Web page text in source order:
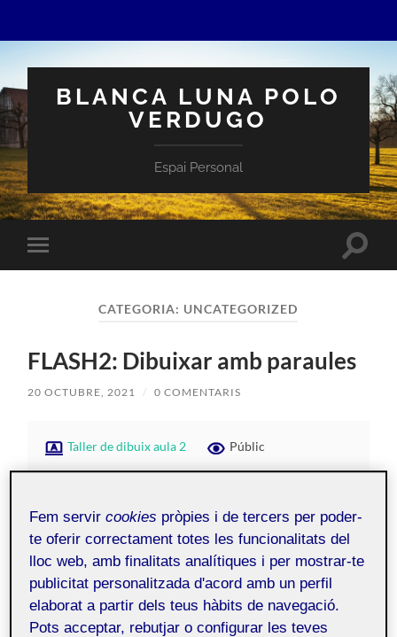
BLANCA LUNA POLO
VERDUGO
Espai Personal
Toggle
mobile
Toggle
CATEGORIA: UNCATEGORIZED
FLASH2: Dibuixar amb paraules
20 OCTUBRE, 2021 / 0 COMENTARIS
Taller de dibuix aula 2 Públic
dibuixar amb total llibertat i sense uns paràmetres
establerts és gaudeix més.
He representat la paraula tal qual en tots els cassos,
únicament variant la tipografia utilitzada perquè
considero que és només una paraula i no hi ha res que la
Fem servircookies pròpies i de tercers per poder-
te oferir correctament totes les funcionalitats del
lloc web, amb finalitats analítiques i per mostrar-te
publicitat personalitzada d'acord amb un perfil
elaborat a partir dels teus hàbits de navegació.
Pots acceptar, rebutjar o configurar les teves